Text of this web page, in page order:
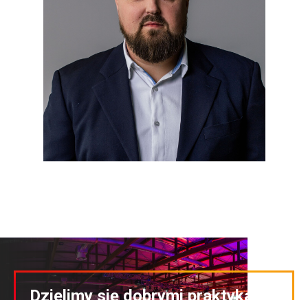
Dzielimy się dobrymi praktykami!